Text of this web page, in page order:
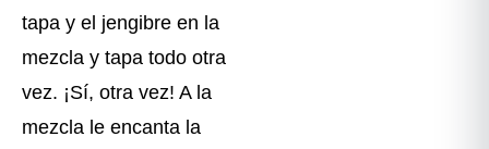
tapa y el jengibre en la
mezcla y tapa todo otra
vez. ¡Sí, otra vez! A la
mezcla le encanta la